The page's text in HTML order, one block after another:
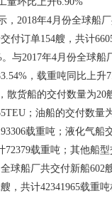
2018年4月份全球船厂
付订单154艘，共计
与2017年4月份全球
，载重吨同比上升
货船的交付数量为20
；油船的交付数量
载重吨；液化气船
72379载重吨；其他船
球船厂共交付新船602
，共计42341965载重